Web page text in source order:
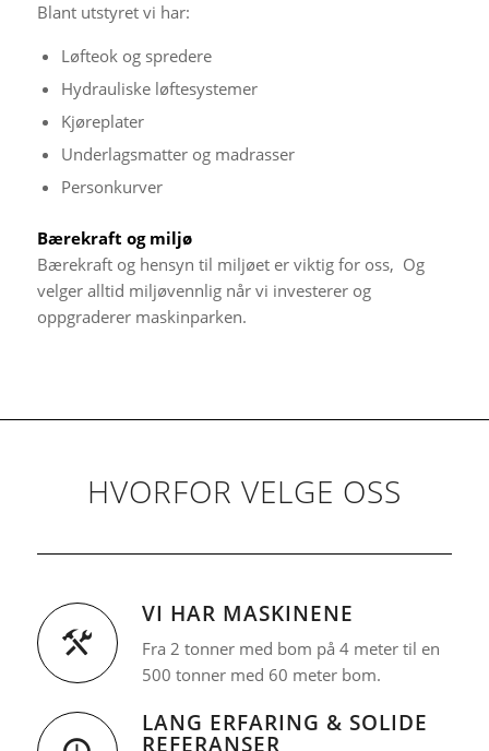
Blant utstyret vi har:
Løfteok og spredere
Hydrauliske løftesystemer
Kjøreplater
Underlagsmatter og madrasser
Personkurver
Bærekraft og miljø
Bærekraft og hensyn til miljøet er viktig for oss, Og
velger alltid miljøvennlig når vi investerer og
oppgraderer maskinparken.
HVORFOR VELGE OSS
VI HAR MASKINENE
Fra 2 tonner med bom på 4 meter til en
500 tonner med 60 meter bom.
LANG ERFARING & SOLIDE
REFERANSER